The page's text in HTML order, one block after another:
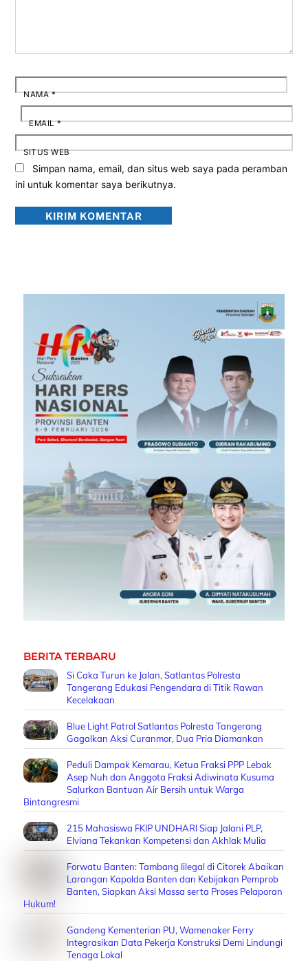
NAMA*
EMAIL*
SITUS WEB
Simpan nama, email, dan situs web saya pada peramban
ini untuk komentar saya berikutnya.
BERITA TERBARU
Si Caka Turun ke Jalan, Satlantas Polresta
Tangerang Edukasi Pengendara di Titik Rawan
Kecelakaan
Blue Light Patrol Satlantas Polresta Tangerang
Gagalkan Aksi Curanmor, Dua Pria Diamankan
Peduli Dampak Kemarau, Ketua Fraksi PPP Lebak
Asep Nuh dan Anggota Fraksi Adiwinata Kusuma
Salurkan Bantuan Air Bersih untuk Warga
Bintangresmi
215 Mahasiswa FKIP UNDHARI Siap Jalani PLP,
Elviana Tekankan Kompetensi dan Akhlak Mulia
Forwatu Banten: Tambang Iilegal di Citorek Abaikan
Larangan Kapolda Banten dan Kebijakan Pemprob
Banten, Siapkan Aksi Massa serta Proses Pelaporan
Hukum!
Gandeng Kementerian PU, Wamenaker Ferry
Integrasikan Data Pekerja Konstruksi Demi Lindungi
Tenaga Lokal